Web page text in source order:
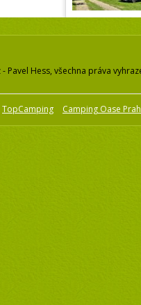
Pavel Hess, všechna práva
TopCamping Camping Oase